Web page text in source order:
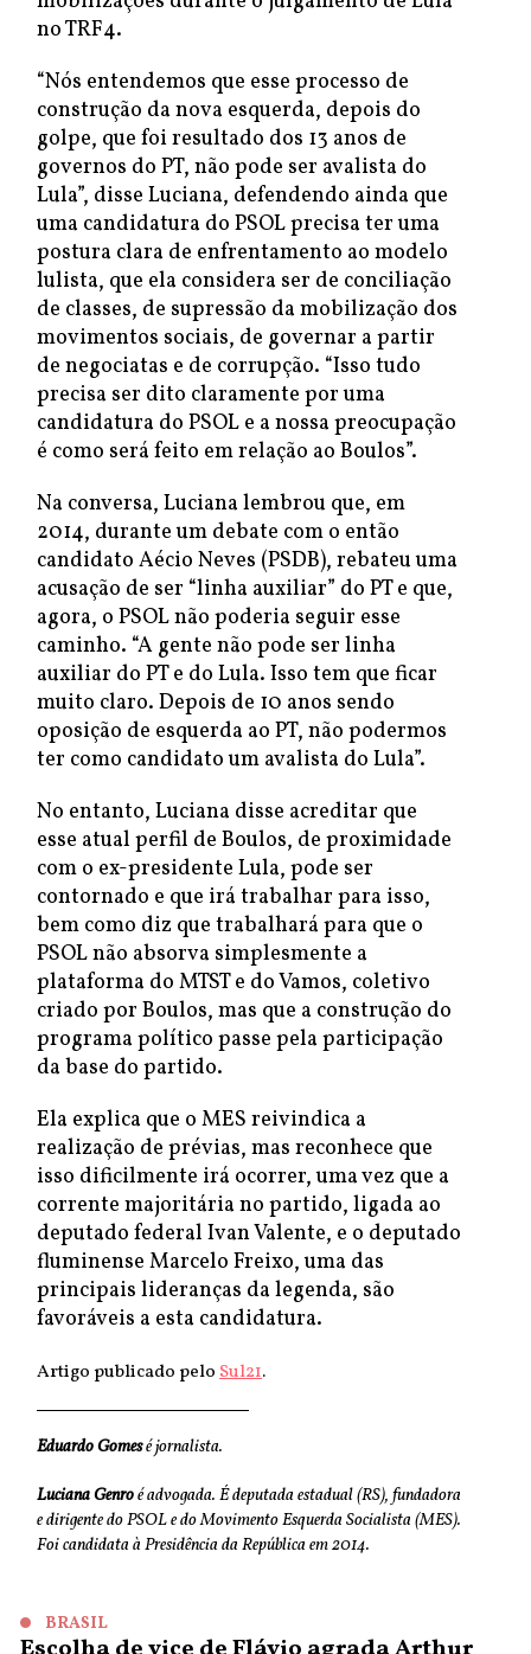
no TRF4.
“Nós entendemos que esse processo de
construção da nova esquerda, depois do
golpe, que foi resultado dos 13 anos de
governos do PT, não pode ser avalista do
Lula”, disse Luciana, defendendo ainda que
uma candidatura do PSOL precisa ter uma
postura clara de enfrentamento ao modelo
lulista, que ela considera ser de conciliação
de classes, de supressão da mobilização dos
movimentos sociais, de governar a partir
de negociatas e de corrupção. “Isso tudo
precisa ser dito claramente por uma
candidatura do PSOL e a nossa preocupação
é como será feito em relação ao Boulos”.
Na conversa, Luciana lembrou que, em
2014, durante um debate com o então
candidato Aécio Neves (PSDB), rebateu uma
acusação de ser “linha auxiliar” do PT e que,
agora, o PSOL não poderia seguir esse
caminho. “A gente não pode ser linha
auxiliar do PT e do Lula. Isso tem que ficar
muito claro. Depois de 10 anos sendo
oposição de esquerda ao PT, não podermos
ter como candidato um avalista do Lula”.
No entanto, Luciana disse acreditar que
esse atual perfil de Boulos, de proximidade
com o ex-presidente Lula, pode ser
contornado e que irá trabalhar para isso,
bem como diz que trabalhará para que o
PSOL não absorva simplesmente a
plataforma do MTST e do Vamos, coletivo
criado por Boulos, mas que a construção do
programa político passe pela participação
da base do partido.
Ela explica que o MES reivindica a
realização de prévias, mas reconhece que
isso dificilmente irá ocorrer, uma vez que a
corrente majoritária no partido, ligada ao
deputado federal Ivan Valente, e o deputado
fluminense Marcelo Freixo, uma das
principais lideranças da legenda, são
favoráveis a esta candidatura.
Artigo publicado peloSul21.
Eduardo Gomesé jornalista.
Luciana Genroé advogada. É deputada estadual (RS), fundadora
e dirigente do PSOL e do Movimento Esquerda Socialista (MES).
Foi candidata à Presidência da República em 2014.
BRASIL